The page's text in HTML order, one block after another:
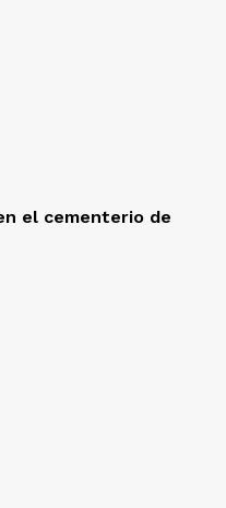
el cementerio de